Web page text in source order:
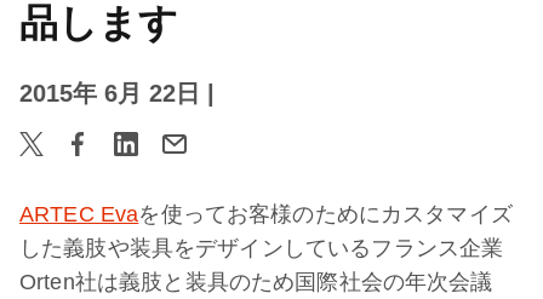
品します
2015年 6月 22日
ARTEC Evaを使ってお客様のためにカスタマイズ
した義肢や装具をデザインしているフランス企業
Orten社は義肢と装具のため国際社会の年次会議